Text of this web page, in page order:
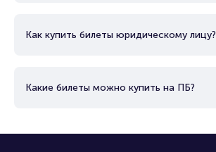
Как купить билеты юридическому лицу?
Какие билеты можно купить на ПБ?